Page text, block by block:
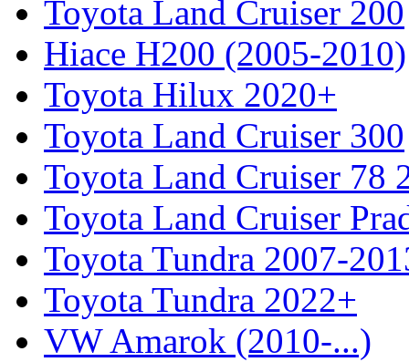
Toyota Land Cruiser 200
Hiace H200 (2005-2010)
Toyota Hilux 2020+
Toyota Land Cruiser 300
Toyota Land Cruiser 78
Toyota Land Cruiser
Toyota Tundra 2007-
Toyota Tundra 2022+
VW Amarok (2010-...)